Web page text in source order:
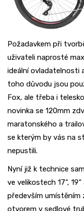
Požadavkem při
uživateli naprosté
ideální ovladatelnosti
toho důvodu jsou
Fox, ale třeba i
novinka se 120mm
maratonského a
se kterým by vás na
nepustili.
Nyní již k technice
ve velikostech 17“,
především umístěním
otvorem v sedlové